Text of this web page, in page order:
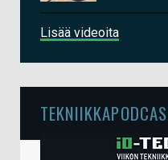
Lisää videoita